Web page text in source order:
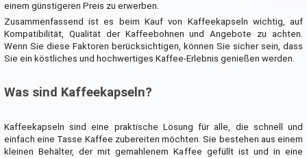
einem günstigeren Preis zu erwerben.
Zusammenfassend ist es beim Kauf von Kaffeekapseln wichtig, auf
Kompatibilität, Qualität der Kaffeebohnen und Angebote zu achten.
Wenn Sie diese Faktoren berücksichtigen, können Sie sicher sein, dass
Sie ein köstliches und hochwertiges Kaffee-Erlebnis genießen werden.
Was sind Kaffeekapseln?
Kaffeekapseln sind eine praktische Lösung für alle, die schnell und
einfach eine Tasse Kaffee zubereiten möchten. Sie bestehen aus einem
kleinen Behälter, der mit gemahlenem Kaffee gefüllt ist und in eine